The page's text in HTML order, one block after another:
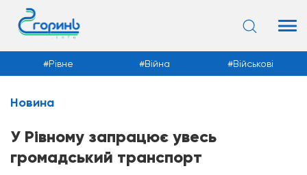
Новини
Рівне Війна Військові
Новина
У Рівному запрацює увесь
громадський транспорт